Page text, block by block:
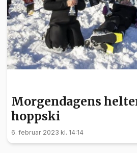
Morgendagens
hoppski
6. februar 2023 kl. 14:14